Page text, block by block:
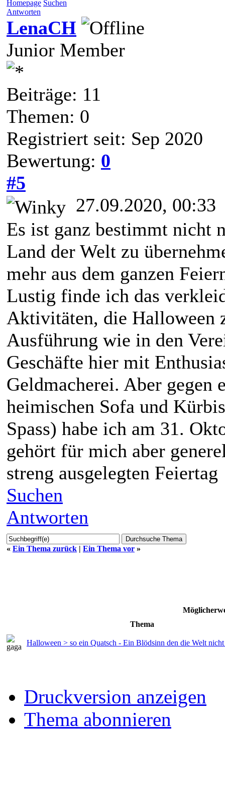
Homepage Suchen
Antworten
LenaCH
Junior Member
Beiträge: 11
Themen: 0
Registriert seit: Sep 2020
Bewertung: 0
#5
27.09.2020, 00:33
Es ist ganz bestimmt nicht
Land der Welt zu
mehr aus dem ganzen
Lustig finde ich das
Aktivitäten, die Halloween
Ausführung wie in den
Geschäfte hier mit
Geldmacherei. Aber
heimischen Sofa und
Spass) habe ich am 31.
gehört für mich aber
streng ausgelegten
Suchen
Antworten
« Ein Thema zurück | Ein Thema vor »
Thema
Halloween > so ein Quatsch - Ein Blödsinn den die Welt
Druckversion anzeigen
Thema abonnieren